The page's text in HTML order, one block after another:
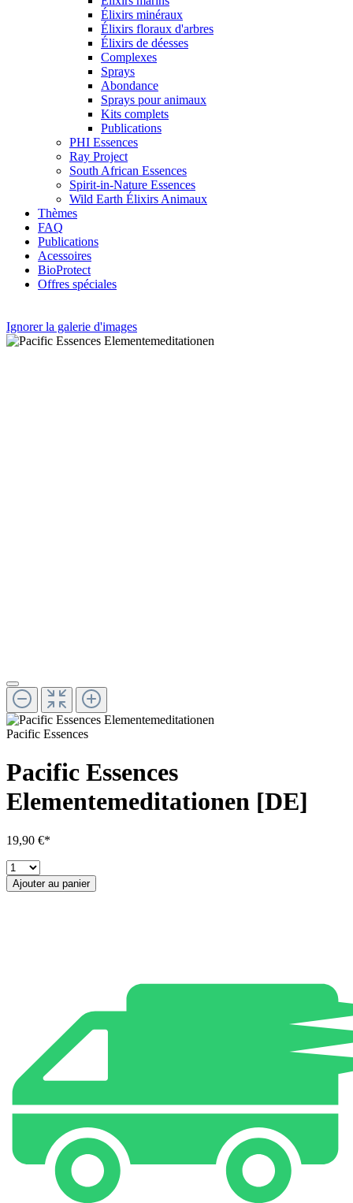
Élixirs minéraux
Élixirs floraux d'arbres
Élixirs de déesses
Complexes
Sprays
Abondance
Sprays pour animaux
Kits complets
Publications
PHI Essences
Ray Project
South African Essences
Spirit-in-Nature Essences
Wild Earth Élixirs Animaux
Thèmes
FAQ
Publications
Acessoires
BioProtect
Offres spéciales
Ignorer la galerie d'images
Pacific Essences
Pacific Essences
Elementemeditationen [DE]
19,90 €*
Ajouter au panier